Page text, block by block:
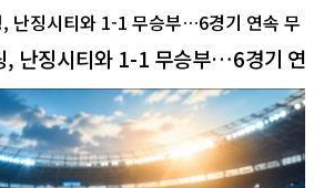
, 난징시티와 1-1 무승부…6경기 연